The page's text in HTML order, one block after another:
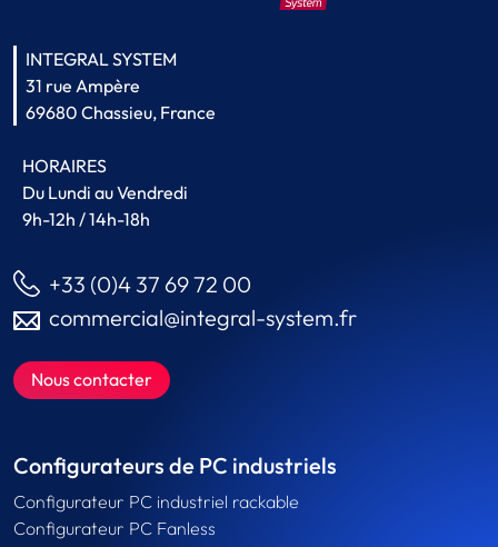
INTEGRAL SYSTEM
31 rue Ampère
69680 Chassieu, France
HORAIRES
Du Lundi au Vendredi
9h-12h / 14h-18h
+33 (0)4 37 69 72 00
commercial@integral-system.fr
Nous contacter
Configurateurs de PC industriels
Configurateur PC industriel rackable
Configurateur PC Fanless